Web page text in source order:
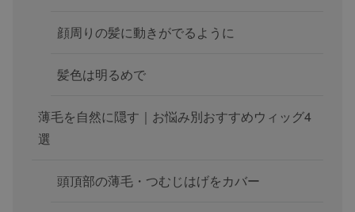
顔周りの髪に動きがでるように
髪色は明るめで
薄毛を自然に隠す｜お悩み別おすすめウィッグ4
選
頭頂部の薄毛・つむじはげをカバー